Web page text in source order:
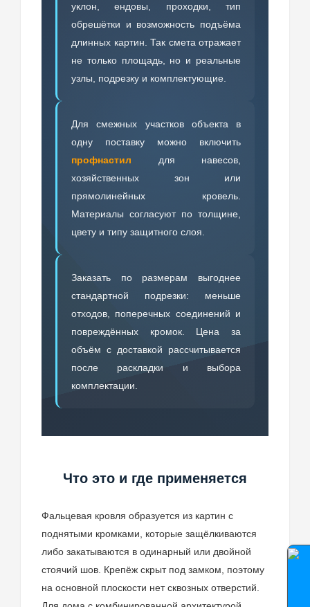
уклон, ендовы, проходки, тип
обрешётки и возможность подъёма
длинных картин. Так смета отражает
не только площадь, но и реальные
узлы, подрезку и комплектующие.
Для смежных участков объекта в
одну поставку можно включить
профнастил для навесов,
хозяйственных зон или
прямолинейных кровель.
Материалы согласуют по толщине,
цвету и типу защитного слоя.
Заказать по размерам выгоднее
стандартной подрезки: меньше
отходов, поперечных соединений и
повреждённых кромок. Цена за
объём с доставкой рассчитывается
после раскладки и выбора
комплектации.
Что это и где применяется
Фальцевая кровля образуется из картин с
поднятыми кромками, которые защёлкиваются
либо закатываются в одинарный или двойной
стоячий шов. Крепёж скрыт под замком, поэтому
на основной плоскости нет сквозных отверстий.